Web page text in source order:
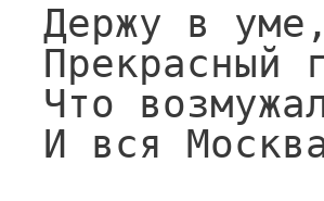
Держу в
Прекрасный
Что
И вся